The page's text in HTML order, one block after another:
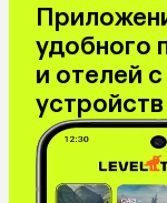
удобного
и отелей
устройств